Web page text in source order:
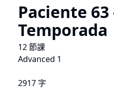
Paciente 63
Temporada
12 節課
Advanced 1
2917 字